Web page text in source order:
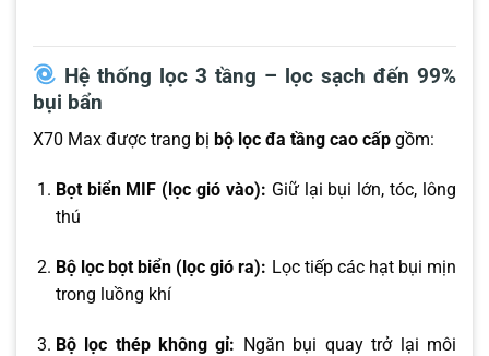
Hệ thống lọc 3 tầng – lọc sạch đến 99%
bụi bẩn
X70 Max được trang bị bộ lọc đa tầng cao cấp gồm:
Bọt biển MIF (lọc gió vào): Giữ lại bụi lớn, tóc, lông
thú
Bộ lọc bọt biển (lọc gió ra): Lọc tiếp các hạt bụi mịn
trong luồng khí
Bộ lọc thép không gỉ: Ngăn bụi quay trở lại môi